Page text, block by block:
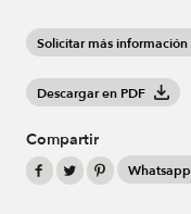
Solicitar más información
Descargar en PDF
Compartir
Whatsapp